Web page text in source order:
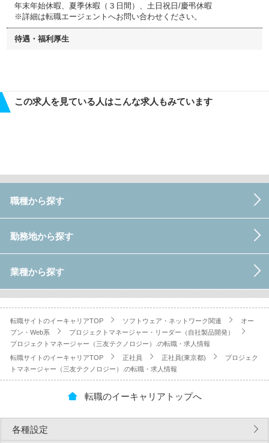
年末年始休暇、夏季休暇（３日間）、土日祝日/慶弔休暇
※詳細は転職エージェントへお問い合わせください。
待遇・福利厚生
この求人を見ている人はこんな求人もみています
職種から探す
勤務地から探す
業種から探す
転職サイトのイーキャリアTOP ソフトウェア・ネットワーク関連
オー
プン・Web系
プロジェクトマネージャー・リーダー（自社製品開発）
プロジェクトマネージャー（三友テクノロジー）.の転職・求人情報
転職サイトのイーキャリアTOP
正社員 正社員(東京都)
プロジェク
トマネージャー（三友テクノロジー）.の転職・求人情報
転職のイーキャリアトップへ
各種設定